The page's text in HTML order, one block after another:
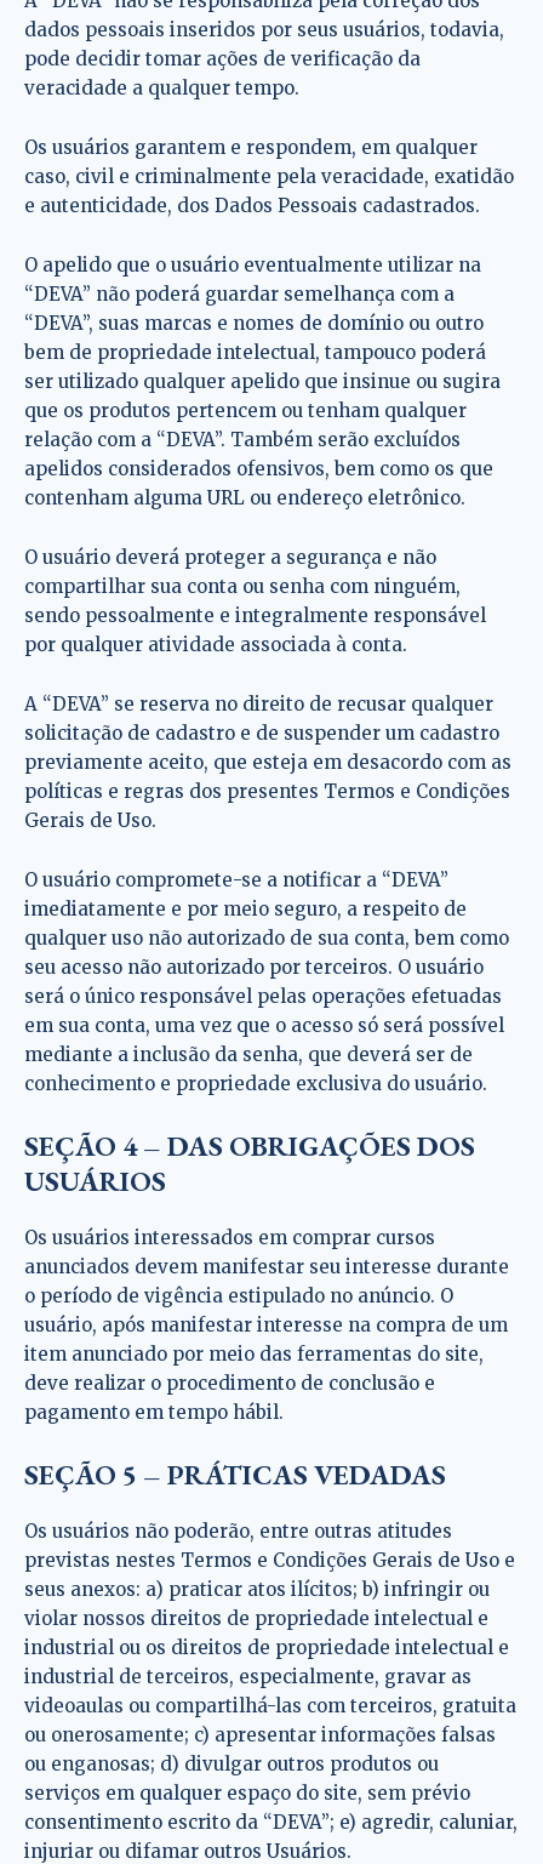
dados pessoais inseridos por seus usuários, todavia,
pode decidir tomar ações de verificação da
veracidade a qualquer tempo.
Os usuários garantem e respondem, em qualquer
caso, civil e criminalmente pela veracidade, exatidão
e autenticidade, dos Dados Pessoais cadastrados.
O apelido que o usuário eventualmente utilizar na
“DEVA” não poderá guardar semelhança com a
“DEVA”, suas marcas e nomes de domínio ou outro
bem de propriedade intelectual, tampouco poderá
ser utilizado qualquer apelido que insinue ou sugira
que os produtos pertencem ou tenham qualquer
relação com a “DEVA”. Também serão excluídos
apelidos considerados ofensivos, bem como os que
contenham alguma URL ou endereço eletrônico.
O usuário deverá proteger a segurança e não
compartilhar sua conta ou senha com ninguém,
sendo pessoalmente e integralmente responsável
por qualquer atividade associada à conta.
A “DEVA” se reserva no direito de recusar qualquer
solicitação de cadastro e de suspender um cadastro
previamente aceito, que esteja em desacordo com as
políticas e regras dos presentes Termos e Condições
Gerais de Uso.
O usuário compromete-se a notificar a “DEVA”
imediatamente e por meio seguro, a respeito de
qualquer uso não autorizado de sua conta, bem como
seu acesso não autorizado por terceiros. O usuário
será o único responsável pelas operações efetuadas
em sua conta, uma vez que o acesso só será possível
mediante a inclusão da senha, que deverá ser de
conhecimento e propriedade exclusiva do usuário.
SEÇÃO 4 – DAS OBRIGAÇÕES DOS
USUÁRIOS
Os usuários interessados em comprar cursos
anunciados devem manifestar seu interesse durante
o período de vigência estipulado no anúncio. O
usuário, após manifestar interesse na compra de um
item anunciado por meio das ferramentas do site,
deve realizar o procedimento de conclusão e
pagamento em tempo hábil.
SEÇÃO 5 – PRÁTICAS VEDADAS
Os usuários não poderão, entre outras atitudes
previstas nestes Termos e Condições Gerais de Uso e
seus anexos: a) praticar atos ilícitos; b) infringir ou
violar nossos direitos de propriedade intelectual e
industrial ou os direitos de propriedade intelectual e
industrial de terceiros, especialmente, gravar as
videoaulas ou compartilhá-las com terceiros, gratuita
ou onerosamente; c) apresentar informações falsas
ou enganosas; d) divulgar outros produtos ou
serviços em qualquer espaço do site, sem prévio
consentimento escrito da “DEVA”; e) agredir, caluniar,
injuriar ou difamar outros Usuários.